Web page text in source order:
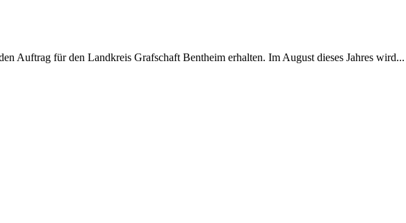
Auftrag für den Landkreis Grafschaft Bentheim erhalten. Im August dieses Jahres wird...